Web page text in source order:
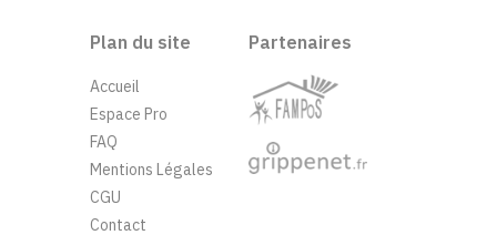
Plan du site
Accueil
Espace Pro
FAQ
Mentions Légales
CGU
Contact
Partenaires